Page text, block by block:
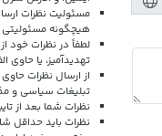
مسئولیت نظرات
هیچگونه
لطفاً در نظرات خود
تهدیدآمیز، یا
از ارسال نظرات
تبلیغات سیاسی و
نظرات شما بعد از